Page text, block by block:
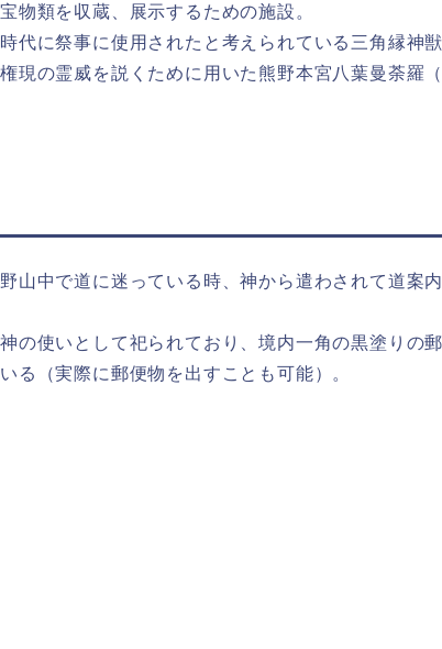
物類を収蔵、展示するための施設。
代に祭事に使用されたと考えられている三角縁神
現の霊威を説くために用いた熊野本宮八葉曼荼羅
山中で道に迷っている時、神から遣わされて道案
の使いとして祀られており、境内一角の黒塗りの
る（実際に郵便物を出すことも可能）。